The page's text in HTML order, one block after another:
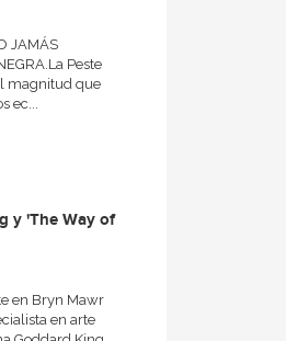
JAMÁS
Peste
magnitud que
ec...
y 'The Way of
en Bryn Mawr
en arte